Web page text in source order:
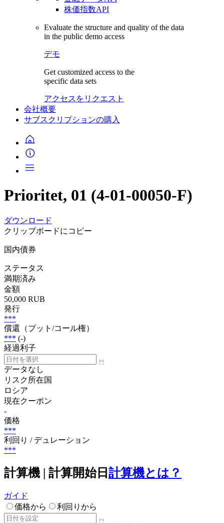
株価指数API
Evaluate the structure and quality of the data
in the public demo access
デモ
Get customized access to the
specific data sets
アクセスをリクエスト
会社概要
サブスクリプションの購入
Prioritet, 01 (4-01-00050-F)
ダウンロード
クリップボードにコピー
国内債券
ステータス
満期済み
金額
50,000 RUB
発行
***
償還（プット/コール権）
*** (-)
経過利子
データなし
リスク所在国
ロシア
現在クーポン
-
価格
***
利回り / デュレーション
***
計算機 | 計算開始日 計算機とは？
ガイド
価格から
利回りから